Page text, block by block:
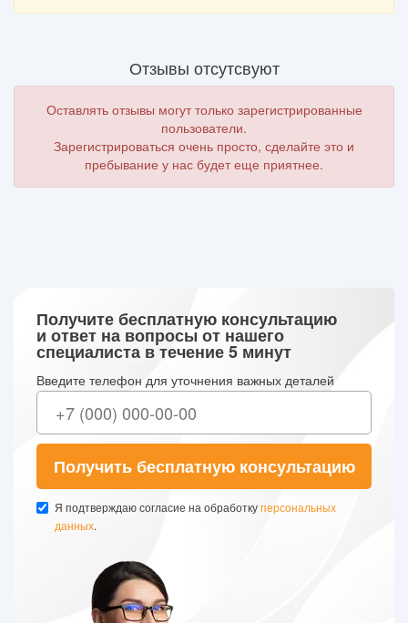
Отзывы отсутсвуют
Оставлять отзывы могут только зарегистрированные
пользователи.
Зарегистрироваться очень просто, сделайте это и
пребывание у нас будет еще приятнее.
Получите бесплатную консультацию
и ответ на вопросы от нашего
специалиста в течение 5 минут
Введите телефон для уточнения важных деталей
Получить бесплатную консультацию
Я подтверждаю согласие на обработкуперсональных
данных.